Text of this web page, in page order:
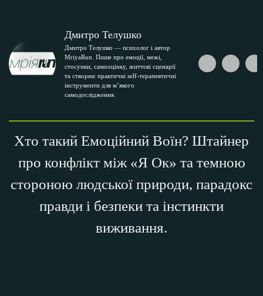
Дмитро Телушко
Дмитро Телушко — психолог і автор
MriyaRun. Пише про емоції, межі,
стосунки, самооцінку, життєві сценарії
та створює практичні self-терапевтичні
інструменти для м’якого
самодослідження.
Хто такий Емоційний Воїн? Штайнер
про конфлікт між «Я Ок» та темною
стороною людської природи, парадокс
правди і безпеки та інстинкти
виживання.